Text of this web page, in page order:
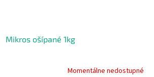
Mikros ošípané 1kg
Momentálne nedostupné